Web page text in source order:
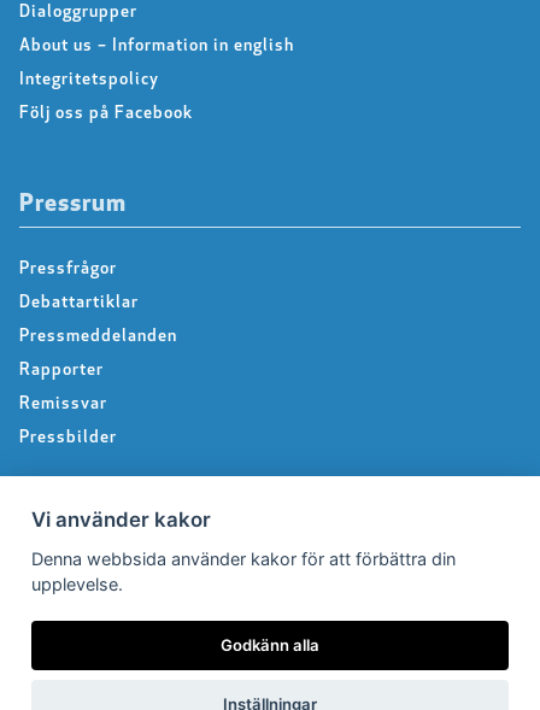
Dialoggrupper
About us – Information in english
Integritetspolicy
Följ oss på Facebook
Pressrum
Pressfrågor
Debattartiklar
Pressmeddelanden
Rapporter
Remissvar
Pressbilder
Medlem
Det här får du som medlem
Försäkringar
Vi använder kakor
Denna webbsida använder kakor för att förbättra din
upplevelse.
Godkänn alla
Inställningar